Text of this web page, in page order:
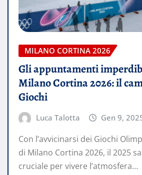
MILANO CORTINA 2026
Gli appuntamenti
Milano Cortina 2026: il
Giochi
Luca Talotta Gen 9,
Con l’avvicinarsi dei Giochi
di Milano Cortina 2026, il 2025
cruciale per vivere l’atmosfera…